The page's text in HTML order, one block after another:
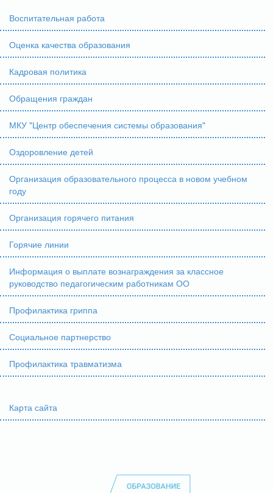
Воспитательная работа
Оценка качества образования
Кадровая политика
Обращения граждан
МКУ "Центр обеспечения системы образования"
Оздоровление детей
Организация образовательного процесса в новом учебном
году
Организация горячего питания
Горячие линии
Информация о выплате вознаграждения за классное
руководство педагогическим работникам ОО
Профилактика гриппа
Социальное партнерство
Профилактика травматизма
Карта сайта